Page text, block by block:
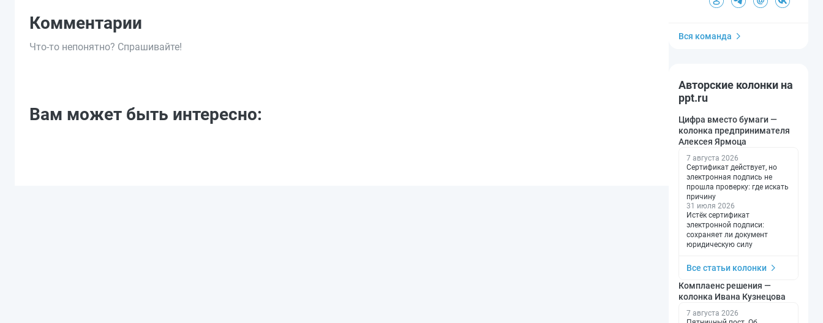
Комментарии
Что-то непонятно? Спрашивайте!
Вам может быть интересно:
Вся команда
Авторские колонки на
ppt.ru
Цифра вместо бумаги —
колонка предпринимателя
Алексея Ярмоца
7 августа 2026
Сертификат действует, но
электронная подпись не
прошла проверку: где искать
причину
31 июля 2026
Истёк сертификат
электронной подписи:
сохраняет ли документ
юридическую силу
Все статьи колонки
Комплаенс решения —
колонка Ивана Кузнецова
7 августа 2026